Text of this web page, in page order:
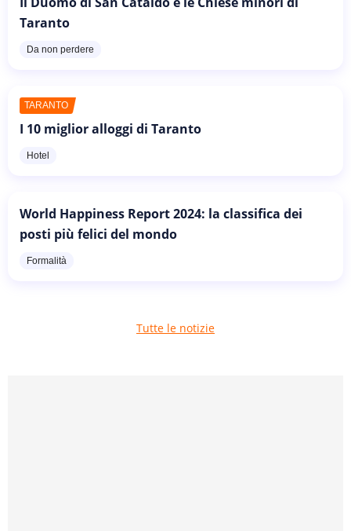
Taranto
Da non perdere
TARANTO
I 10 miglior alloggi di Taranto
Hotel
World Happiness Report 2024: la classifica dei
posti più felici del mondo
Formalità
Tutte le notizie